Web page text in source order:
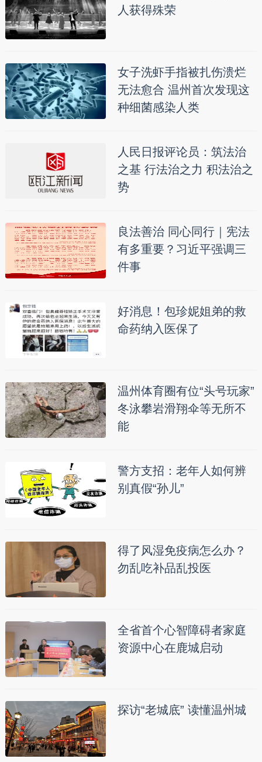
人获得殊荣
女子洗虾手指被扎伤溃烂
无法愈合 温州首次发现这
种细菌感染人类
人民日报评论员：筑法治
之基 行法治之力 积法治之
势
良法善治 同心同行｜宪法
有多重要？习近平强调三
件事
好消息！包珍妮姐弟的救
命药纳入医保了
温州体育圈有位“头号玩家”
冬泳攀岩滑翔伞等无所不
能
警方支招：老年人如何辨
别真假“孙儿”
得了风湿免疫病怎么办？
勿乱吃补品乱投医
全省首个心智障碍者家庭
资源中心在鹿城启动
探访“老城底” 读懂温州城